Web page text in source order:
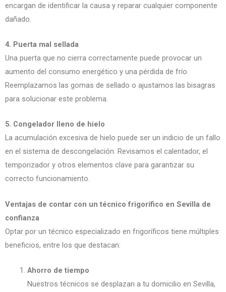
encargan de identificar la causa y reparar cualquier componente
dañado.
4. Puerta mal sellada
Una puerta que no cierra correctamente puede provocar un
aumento del consumo energético y una pérdida de frío.
Reemplazamos las gomas de sellado o ajustamos las bisagras
para solucionar este problema.
5. Congelador lleno de hielo
La acumulación excesiva de hielo puede ser un indicio de un fallo
en el sistema de descongelación. Revisamos el calentador, el
temporizador y otros elementos clave para garantizar su
correcto funcionamiento.
Ventajas de contar con un técnico frigorífico en Sevilla de
confianza
Optar por un técnico especializado en frigoríficos tiene múltiples
beneficios, entre los que destacan:
Ahorro de tiempo
Nuestros técnicos se desplazan a tu domicilio en Sevilla,